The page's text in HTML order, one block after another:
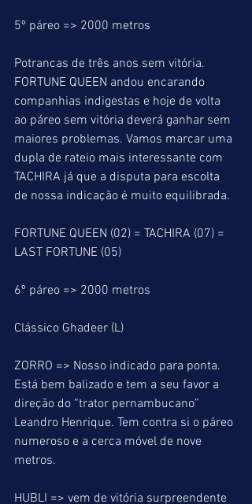
5º páreo => 2000 metros
Potrancas de três anos sem vitória.
FORTUNE QUEEN andou encarando
companhias indigestas e hoje de volta
ao páreo sem vitória deverá ganhar sem
maiores problemas. Vamos marcar uma
dupla de rateio mais interessante com
TACHIRA já que a disputa para escolta
de nossa indicação é muito equilibrada.
FORTUNE QUEEN (02) = TACHIRA (07) =
LAST FORTUNE (05)
6º páreo => 2000 metros
Clássico Ghadeer (L)
ZORRO => Nosso indicado para ponta.
Está bem balizado e tem a seu favor a
direção do “trator pernambucano”
Leandro Henrique. Tem contra si o páreo
numeroso e a cerca móvel de nove
metros.
HUBLI => vem de vitória surpreendente